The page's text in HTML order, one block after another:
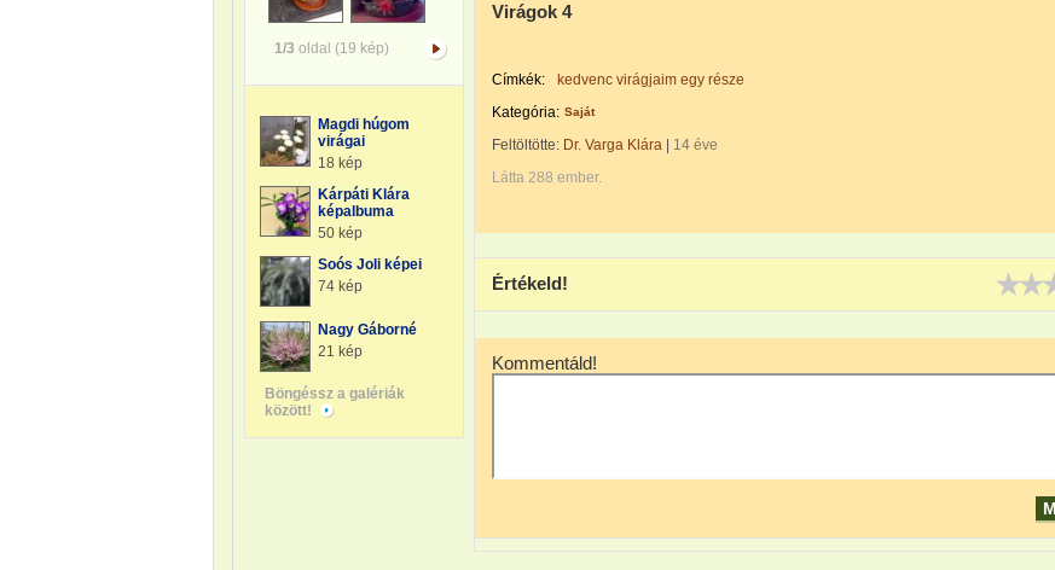
1/3 oldal (19 kép)
Magdi húgom
virágai
18 kép
Kárpáti Klára
képalbuma
50 kép
Soós Joli képei
74 kép
Nagy Gáborné
21 kép
Böngéssz a galériák
között!
Virágok 4
Címkék:
kedvenc virágjaim egy része
Kategória: Saját
Feltöltötte: Dr. Varga Klára
14 éve
Látta 288 ember.
Értékeld!
Kommentáld!